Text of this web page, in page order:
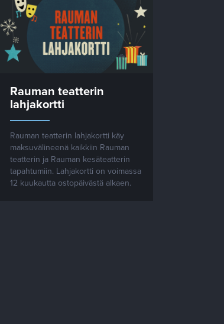
Rauman teatterin
lahjakortti
Rauman teatterin lahjakortti käy
maksuvälineenä kaikkiin Rauman
teatterin ja Rauman kesäteatterin
tapahtumiin. Lahjakortti on voimassa
12 kuukautta ostopäivästä alkaen.